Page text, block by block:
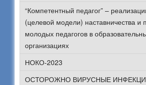
“Компетентный педагог” –
(целевой модели) наставничества и
молодых педагогов в
организациях
НОКО-2023
ОСТОРОЖНО ВИРУСНЫЕ ИНФЕКЦИИ